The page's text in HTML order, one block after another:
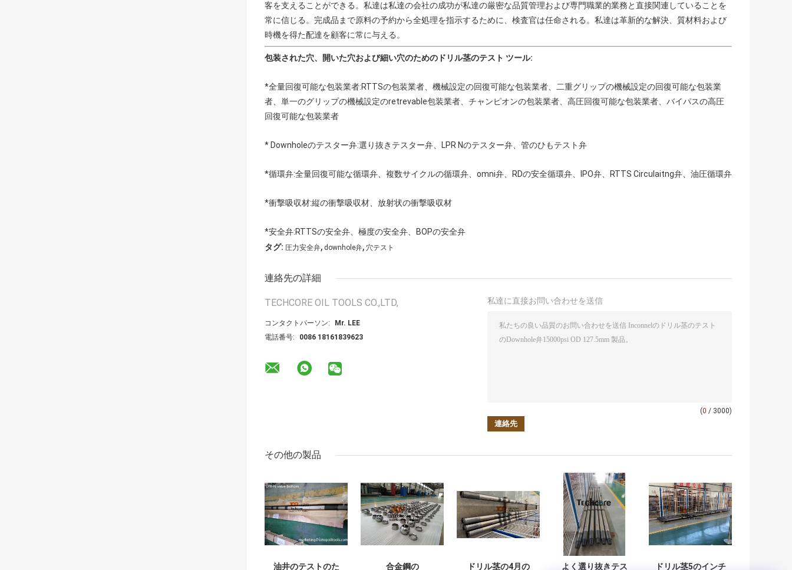
客を支えることができる。私達は私達の会社の成功が私達の厳密な品質管理および専門職業的業務と直接関連していることを
常に信じる。完成品まで原料の予約から全処理を指示するために、検査官は任命される。私達は革新的な解決、質材料および
時機を得た配達を顧客に常に与える。
包装された穴、開いた穴および細い穴のためのドリル茎のテスト ツール:
*全量回復可能な包装業者:RTTSの包装業者、機械設定の回復可能な包装業者、二重グリップの機械設定の回復可能な包装業
者、単一のグリップの機械設定のretrevable包装業者、チャンピオンの包装業者、高圧回復可能な包装業者、バイパスの高圧
回復可能な包装業者
* Downholeのテスター弁:選り抜きテスター弁、LPR Nのテスター弁、管のひもテスト弁
*循環弁:全量回復可能な循環弁、複数サイクルの循環弁、omni弁、RDの安全循環弁、IPO弁、RTTS Circulaitng弁、油圧循環弁
*衝撃吸収材:縦の衝撃吸収材、放射状の衝撃吸収材
*安全弁:RTTSの安全弁、極度の安全弁、BOPの安全弁
タグ: 圧力安全弁, downhole弁, 穴テスト
連絡先の詳細
TECHCORE OIL TOOLS CO.,LTD,
コンタクトパーソン:
Mr. LEE
電話番号:
0086 18161839623
私達に直接お問い合わせを送信
(0 / 3000)
その他の製品
油井のテストのた 合金鋼の ドリル茎の4月の よく選り抜きテス ドリル茎5のインチ